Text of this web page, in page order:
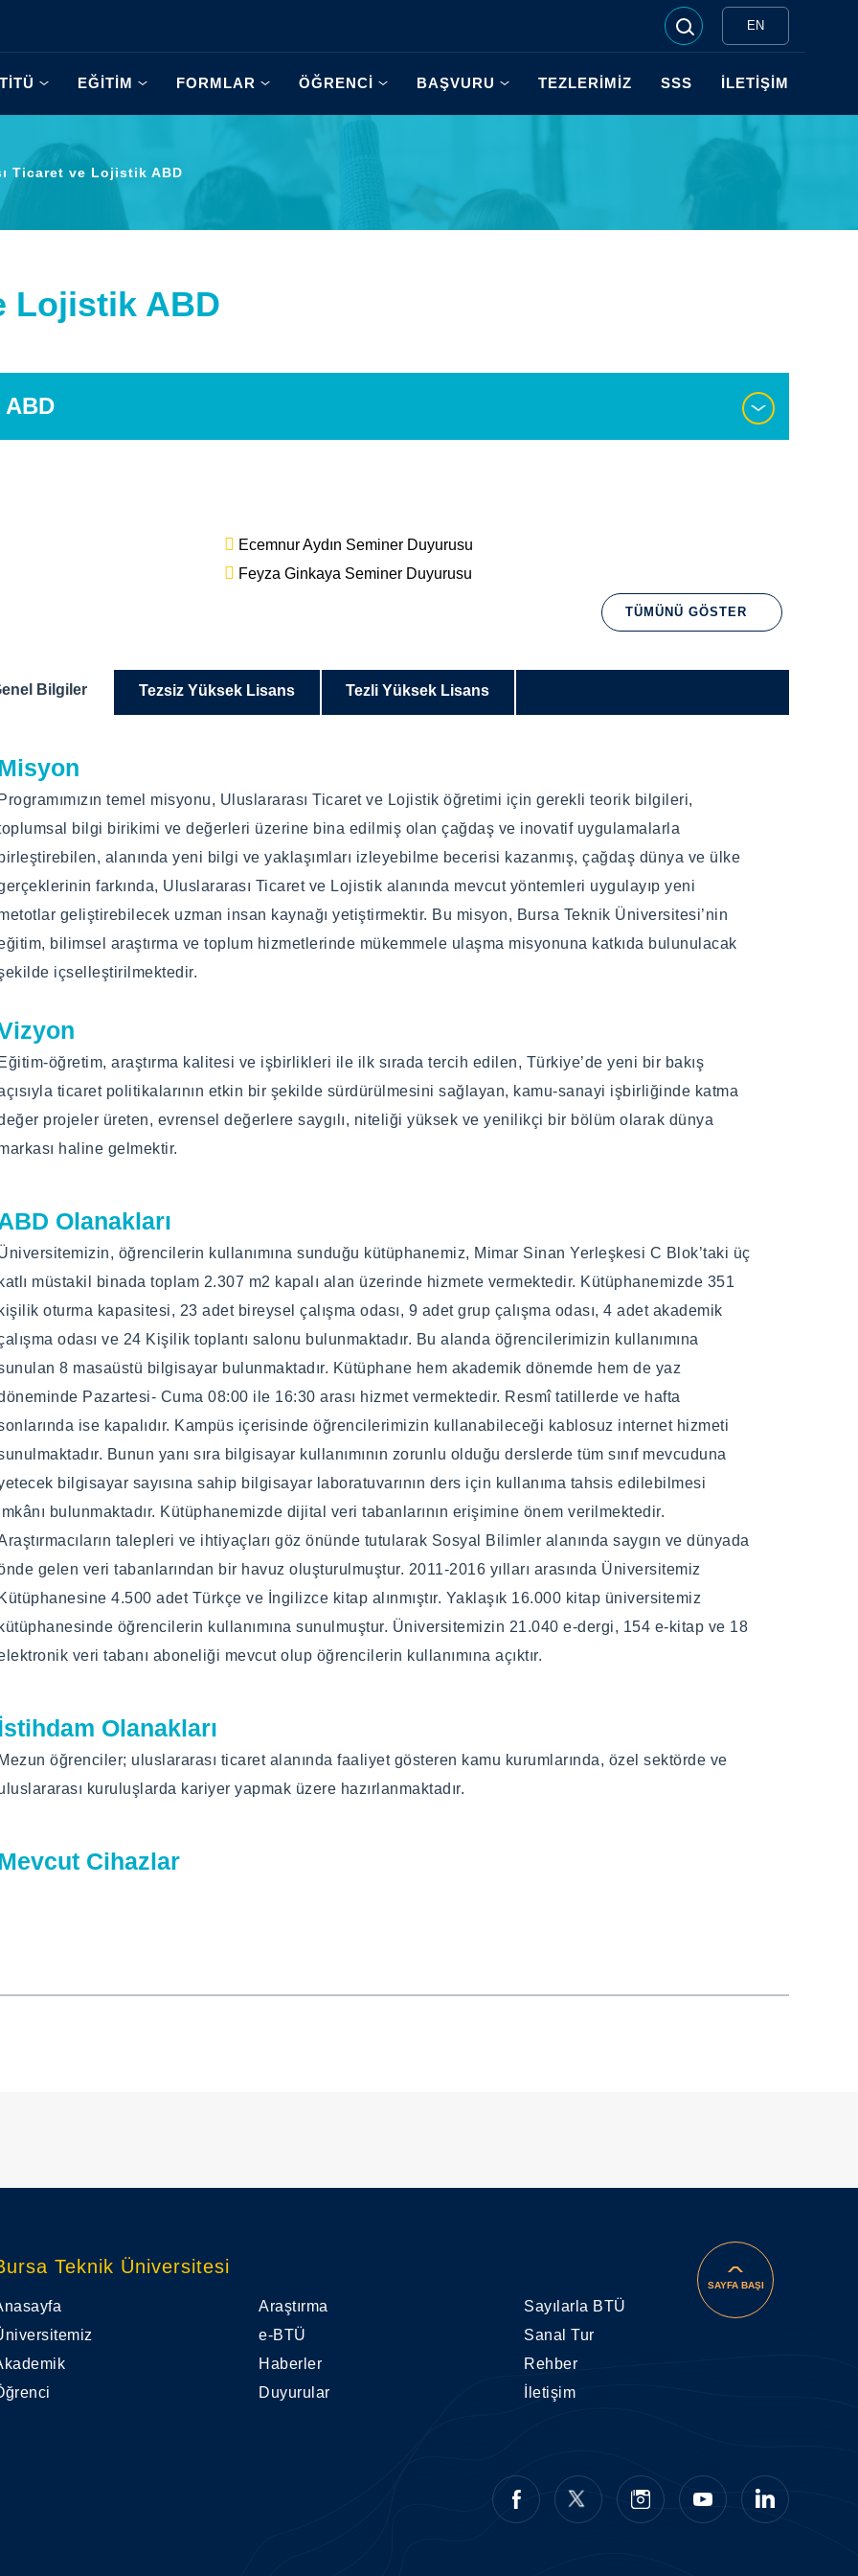
EN
EĞİTİM FORMLAR ÖĞRENCİ BAŞVURU TEZLERİMİZ SSS İLETİŞİM
Ticaret ve Lojistik ABD
Lojistik ABD
Ecemnur Aydın Seminer Duyurusu
Feyza Ginkaya Seminer Duyurusu
TÜMÜNÜ GÖSTER
Bilgiler
Programımızın temel misyonu, Uluslararası Ticaret ve Lojistik öğretimi için gerekli teorik bilgileri,
bilgi birikimi ve değerleri üzerine bina edilmiş olan çağdaş ve inovatif uygulamalarla
birleştirebilen, alanında yeni bilgi ve yaklaşımları izleyebilme becerisi kazanmış, çağdaş dünya ve ülke
farkında, Uluslararası Ticaret ve Lojistik alanında mevcut yöntemleri uygulayıp yeni
geliştirebilecek uzman insan kaynağı yetiştirmektir. Bu misyon, Bursa Teknik Üniversitesi’nin
bilimsel araştırma ve toplum hizmetlerinde mükemmele ulaşma misyonuna katkıda bulunulacak
içselleştirilmektedir.
Eğitim-öğretim, araştırma kalitesi ve işbirlikleri ile ilk sırada tercih edilen, Türkiye’de yeni bir bakış
ticaret politikalarının etkin bir şekilde sürdürülmesini sağlayan, kamu-sanayi işbirliğinde katma
projeler üreten, evrensel değerlere saygılı, niteliği yüksek ve yenilikçi bir bölüm olarak dünya
haline gelmektir.
Olanakları
öğrencilerin kullanımına sunduğu kütüphanemiz, Mimar Sinan Yerleşkesi C Blok’taki üç
katlı müstakil binada toplam 2.307 m2 kapalı alan üzerinde hizmete vermektedir. Kütüphanemizde 351
kişilik oturma kapasitesi, 23 adet bireysel çalışma odası, 9 adet grup çalışma odası, 4 adet akademik
odası ve 24 Kişilik toplantı salonu bulunmaktadır. Bu alanda öğrencilerimizin kullanımına
8 masaüstü bilgisayar bulunmaktadır. Kütüphane hem akademik dönemde hem de yaz
Pazartesi- Cuma 08:00 ile 16:30 arası hizmet vermektedir. Resmî tatillerde ve hafta
ise kapalıdır. Kampüs içerisinde öğrencilerimizin kullanabileceği kablosuz internet hizmeti
Bunun yanı sıra bilgisayar kullanımının zorunlu olduğu derslerde tüm sınıf mevcuduna
bilgisayar sayısına sahip bilgisayar laboratuvarının ders için kullanıma tahsis edilebilmesi
bulunmaktadır. Kütüphanemizde dijital veri tabanlarının erişimine önem verilmektedir.
talepleri ve ihtiyaçları göz önünde tutularak Sosyal Bilimler alanında saygın ve dünyada
gelen veri tabanlarından bir havuz oluşturulmuştur. 2011-2016 yılları arasında Üniversitemiz
Kütüphanesine 4.500 adet Türkçe ve İngilizce kitap alınmıştır. Yaklaşık 16.000 kitap üniversitemiz
kütüphanesinde öğrencilerin kullanımına sunulmuştur. Üniversitemizin 21.040 e-dergi, 154 e-kitap ve 18
veri tabanı aboneliği mevcut olup öğrencilerin kullanımına açıktır.
Olanakları
Mezun öğrenciler; uluslararası ticaret alanında faaliyet gösteren kamu kurumlarında, özel sektörde ve
kuruluşlarda kariyer yapmak üzere hazırlanmaktadır.
Cihazlar
Tezsiz Yüksek Lisans
Dili
Türkçe
Türü
yüze
Amacı
yanı sıra, uluslararası işletmeler ve onların işleyişiyle ilgili derin bir kavrayış kazandırmayı
Programın Hedefleri
eğitimle öğrencilerin ilgili alana yönelik bilgi birikiminin arttırılmasının yanı sıra, iş etiği ve
Tarihçesi
Lisansütü Eğitim Enstitüsü bünyesinde Uluslararası Ticaret ve Lojistik Tezli Yüksek Lisans
ile Uluslararası Ticaret ve Lojistik Tezsiz Yüksek Lisans İkinci Öğretim Programı Şubat/2020'de
açılmıştır.
Koşulları
enstitu.btu.edu.tr/tr/sayfa/detay/176/basvuru-kriterleri
Müfredatı ve Dersleri
Edilen Programlar
Alan Dışı Kabul Edilen Programlar
Tezli Yüksek Lisans
Dili
Türkçe
Türü
yüze
Amacı
yanı sıra, uluslararası işletmeler ve onların işleyişiyle ilgili derin bir kavrayış kazandırmayı
Programın Hedefleri
Verilecek eğitimle öğrencilerin ilgili alana yönelik bilgi birikiminin arttırılmasının yanı sıra, iş etiği
Tarihçesi
Lisansütü Eğitim Enstitüsü bünyesinde Uluslararası Ticaret ve Lojistik Tezli Yüksek Lisans
ile Uluslararası Ticaret ve Lojistik Tezsiz Yüksek Lisans İkinci Öğretim Programı Şubat/2020'de
açılmıştır.
Koşulları
enstitu.btu.edu.tr/tr/sayfa/detay/176/basvuru-kriterleri
Müfredatı ve Dersleri
Edilen Programlar
Alan Dışı Kabul Edilen Programlar
Teknik Üniversitesi
Araştırma
e-BTÜ
Haberler
Duyurular
Sayılarla BTÜ
Sanal Tur
Rehber
İletişim
SAYFA BAŞI